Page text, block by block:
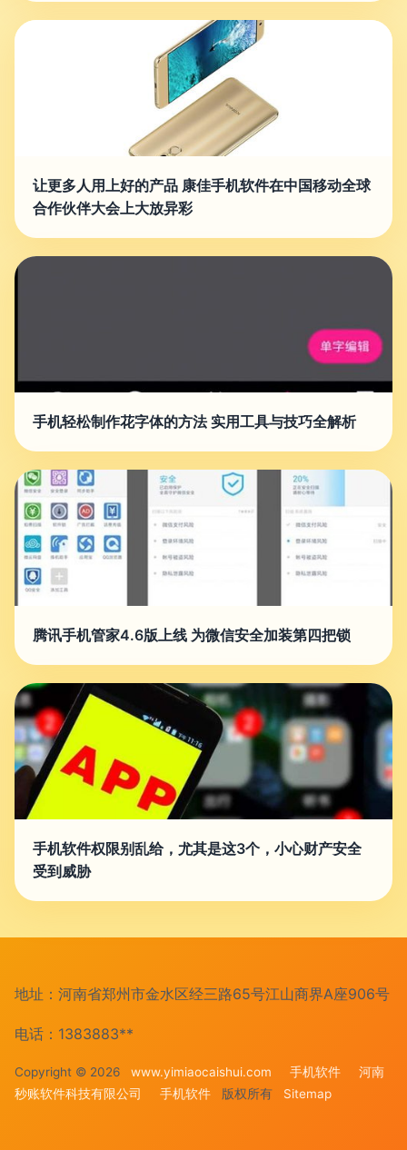
让更多人用上好的产品 康佳手机软件在中国移动全球
合作伙伴大会上大放异彩
手机轻松制作花字体的方法 实用工具与技巧全解析
腾讯手机管家4.6版上线 为微信安全加装第四把锁
手机软件权限别乱给，尤其是这3个，小心财产安全
受到威胁
地址：河南省郑州市金水区经三路65号江山商界A座906号
电话：1383883**
Copyright © 2026 www.yimiaocaishui.com 手机软件
河南
秒账软件科技有限公司
手机软件 版权所有 Sitemap